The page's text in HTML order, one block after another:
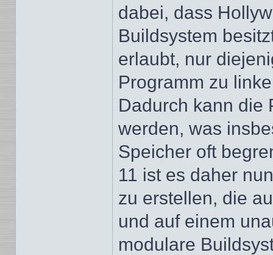
dabei, dass
Buildsystem
erlaubt, nur
Programm zu
Dadurch kann die
werden, was
Speicher oft
11 ist es daher
zu erstellen, die
und auf einem
modulare